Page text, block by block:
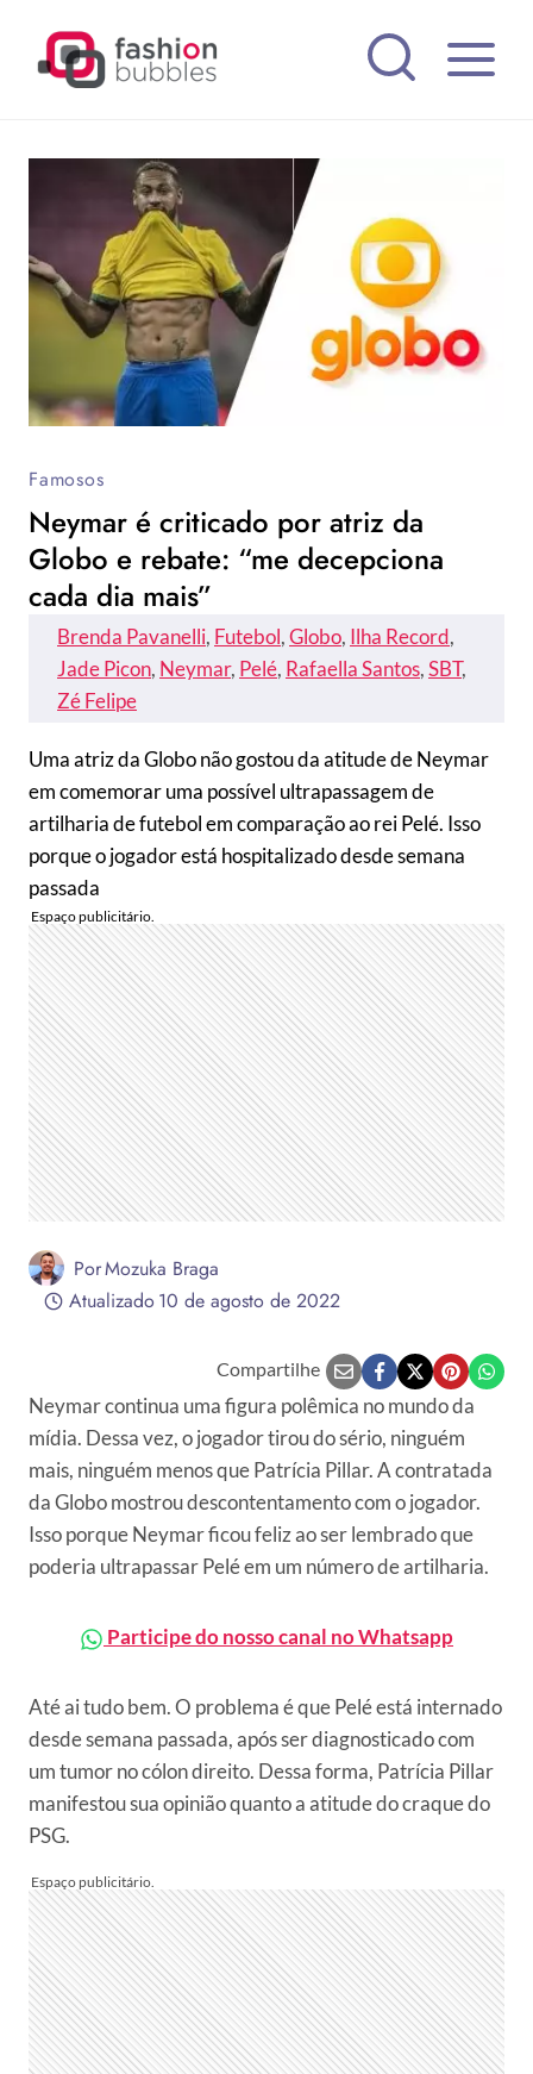
Famosos
Neymar é criticado por atriz da
Globo e rebate: “me decepciona
cada dia mais”
Brenda Pavanelli, Futebol, Globo, Ilha Record
Jade Picon, Neymar, Pelé, Rafaella Santos, SBT
Zé Felipe
Uma atriz da Globo não gostou da atitude de Neymar
em comemorar uma possível ultrapassagem de
artilharia de futebol em comparação ao rei Pelé. Isso
porque o jogador está hospitalizado desde semana
passada
PorMozuka Braga
Atualizado10 de agosto de 2022
Compartilhe
Neymar continua uma figura polêmica no mundo da
mídia. Dessa vez, o jogador tirou do sério, ninguém
mais, ninguém menos que Patrícia Pillar. A contratada
da Globo mostrou descontentamento com o jogador.
Isso porque Neymar ficou feliz ao ser lembrado que
poderia ultrapassar Pelé em um número de artilharia.
Participe do nosso canal no Whatsapp
Até ai tudo bem. O problema é que Pelé está internado
desde semana passada, após ser diagnosticado com
um tumor no cólon direito. Dessa forma, Patrícia Pillar
manifestou sua opinião quanto a atitude do craque do
PSG.